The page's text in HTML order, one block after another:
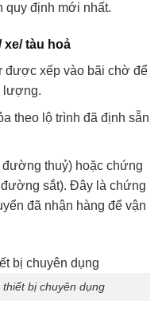
quy định mới nhất.
xe/ tàu hoả
được xếp vào bãi chờ để
lượng.
theo lộ trình đã định sẵn
thuỷ) hoặc chứng
sắt). Đây là chứng
đã nhận hàng để vận
bị chuyên dụng